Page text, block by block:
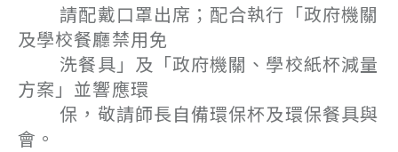
請配戴口罩出席；配合執行「政府機關
及學校餐廳禁用免
洗餐具」及「政府機關、學校紙杯減量
方案」並響應環
保，敬請師長自備環保杯及環保餐具與
會。